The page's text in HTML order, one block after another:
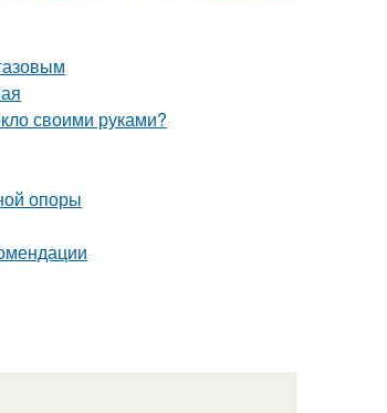
своими руками?
опоры